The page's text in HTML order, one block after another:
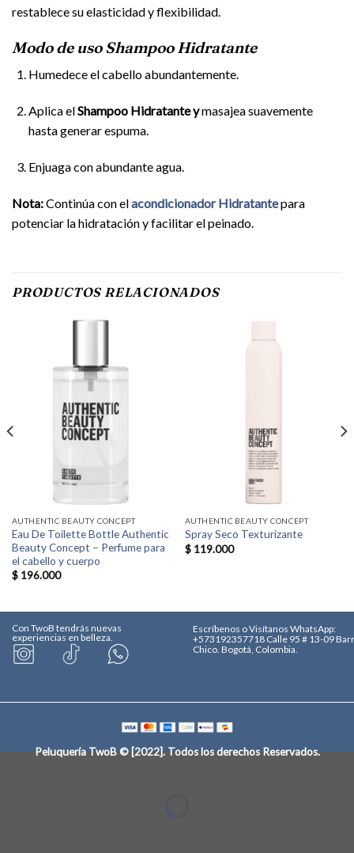
restablece su elasticidad y flexibilidad.
Modo de uso Shampoo Hidratante
Humedece el cabello abundantemente.
Aplica elShampoo Hidratante ymasajea suavemente
hasta generar espuma.
Enjuaga con abundante agua.
Nota:Continúa con elacondicionador Hidratantepara
potenciar la hidratación y facilitar el peinado.
PRODUCTOS RELACIONADOS
AUTHENTIC BEAUTY CONCEPT
Eau De Toilette Bottle Authentic
Beauty Concept – Perfume para
el cabello y cuerpo
$196.000
AUTHENTIC BEAUTY CONCEPT
Spray Seco Texturizante
$119.000
Con TwoB tendrás nuevas
experiencias en belleza.
Escríbenos o Visítanos WhatsApp:
+573192357718 Calle 95 # 13-09
Chico. Bogotá, Colombia.
Peluquería TwoB © [2022]. Todos los derechos Reservados.